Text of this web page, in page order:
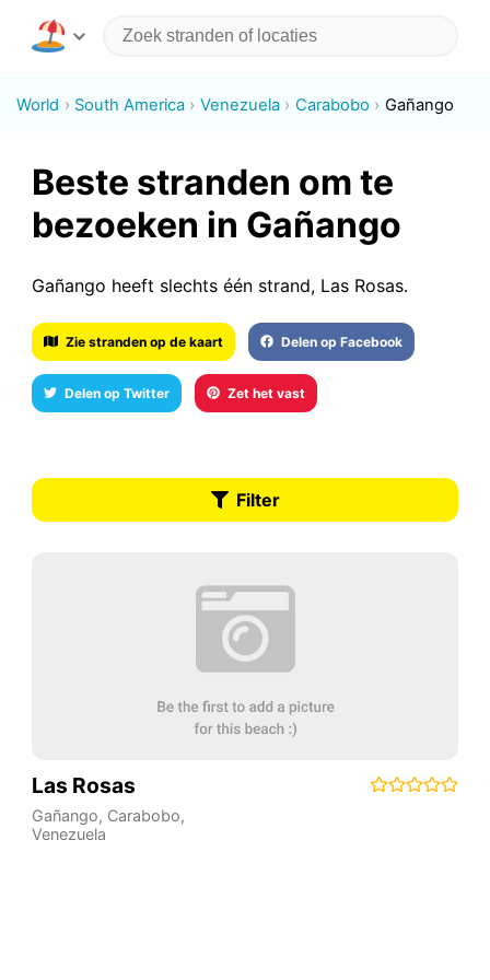
World South America Venezuela Carabobo Gañango
Beste stranden om te
bezoeken in Gañango
Gañango heeft slechts één strand, Las Rosas.
Zie stranden op de kaart Delen op Facebook
Delen op Twitter Zet het vast
Filter
Las Rosas
Gañango, Carabobo,
Venezuela